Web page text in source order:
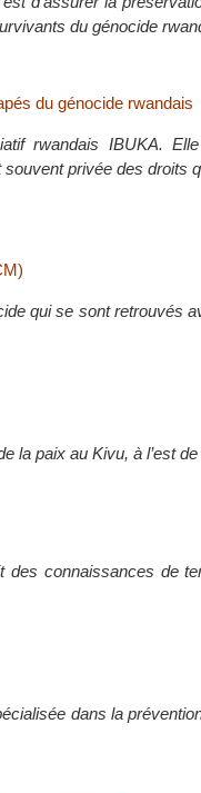
du génocide
du génocide rwandais
rwandais IBUKA.
privée des droits
qui se sont retrouvés
la paix au Kivu, à l’est
des connaissances de
dans la